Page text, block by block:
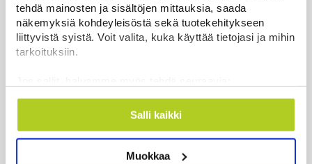
tehdä mainosten ja sisältöjen mittauksia, saada
näkemyksiä kohdeyleisöstä sekä tuotekehitykseen
liittyvistä syistä. Voit valita, kuka käyttää tietojasi ja mihin
tarkoituksiin.
Kerätä tietoja maantieteellisestä sijainnistasi,
mahdollisesti muutaman metrin tarkkuudella
ominaispiirteitä aktiivisesti (sormenjäljen
Salli kaikki
Muokkaa
Uusimmat
Lämpöennätys meni uusiksi Slovakiassa toisena
pidentää Kelan käsittelyaikoja